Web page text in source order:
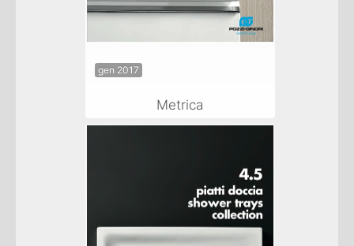
gen 2017
Metrica